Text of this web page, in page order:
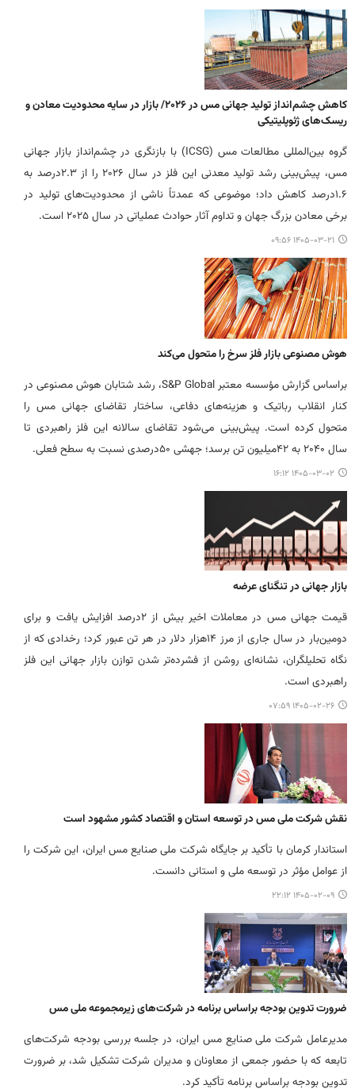
کاهش چشم‌انداز تولید جهانی مس در ۲۰۲۶/ بازار در سایه محدودیت معادن و
ریسک‌های ژئوپلیتیکی
گروه بین‌المللی مطالعات مس (ICSG) با بازنگری در چشم‌انداز بازار جهانی
مس، پیش‌بینی رشد تولید معدنی این فلز در سال ۲۰۲۶ را از ۲.۳درصد به
۱.۶درصد کاهش داد؛ موضوعی که عمدتاً ناشی از محدودیت‌های تولید در
برخی معادن بزرگ جهان و تداوم آثار حوادث عملیاتی در سال ۲۰۲۵ است.
۱۴۰۵-۰۳-۲۱ ۰۹:۵۶
هوش مصنوعی بازار فلز سرخ را متحول می‌کند
براساس گزارش مؤسسه معتبر S&P Global، رشد شتابان هوش مصنوعی در
کنار انقلاب رباتیک و هزینه‌های دفاعی، ساختار تقاضای جهانی مس را
متحول کرده است. پیش‌بینی می‌شود تقاضای سالانه این فلز راهبردی تا
سال ۲۰۴۰ به ۴۲میلیون تن برسد؛ جهشی ۵۰درصدی نسبت به سطح فعلی.
۱۴۰۵-۰۳-۰۲ ۱۶:۱۲
بازار جهانی در تنگنای عرضه
قیمت جهانی مس در معاملات اخیر بیش از ۲درصد افزایش یافت و برای
دومین‌بار در سال جاری از مرز ۱۴هزار دلار در هر تن عبور کرد؛ رخدادی که از
نگاه تحلیلگران، نشانه‌ای روشن از فشرده‌تر شدن توازن بازار جهانی این فلز
راهبردی است.
۱۴۰۵-۰۲-۲۶ ۰۷:۵۹
نقش شرکت ملی مس در توسعه استان و اقتصاد کشور مشهود است
استاندار کرمان با تأکید بر جایگاه شرکت ملی صنایع مس ایران، این شرکت را
از عوامل مؤثر در توسعه ملی و استانی دانست.
۱۴۰۵-۰۲-۰۹ ۲۲:۱۲
ضرورت تدوین بودجه براساس برنامه در شرکت‌های زیرمجموعه ملی مس
مدیرعامل شرکت ملی صنایع مس ایران، در جلسه بررسی بودجه شرکت‌های
تابعه که با حضور جمعی از معاونان و مدیران شرکت تشکیل شد، بر ضرورت
تدوین بودجه براساس برنامه تأکید کرد.